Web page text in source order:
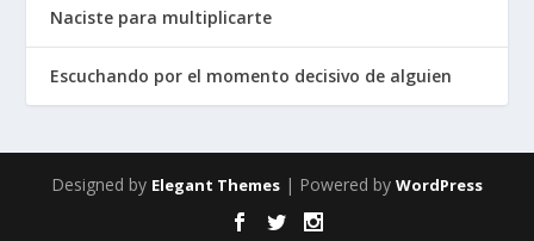
Naciste para multiplicarte
Escuchando por el momento decisivo de alguien
Designed by Elegant Themes | Powered by WordPress